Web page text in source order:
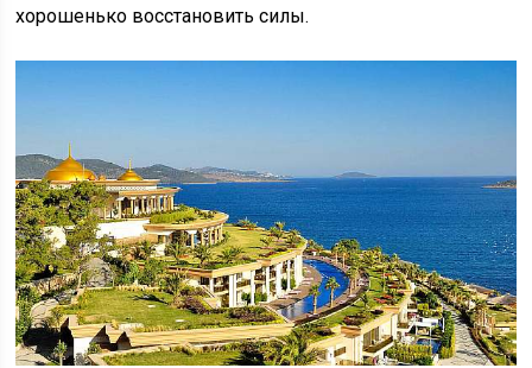
хорошенько восстановить силы.